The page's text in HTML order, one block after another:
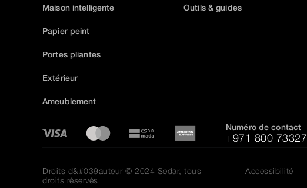
Maison intelligente
Papier peint
Portes pliantes
Extérieur
Ameublement
Outils & guides
Numéro de contact
+971 800 73327
Droits d&#039auteur © 2024 Sedar, tous
droits réservés
Accessibilité